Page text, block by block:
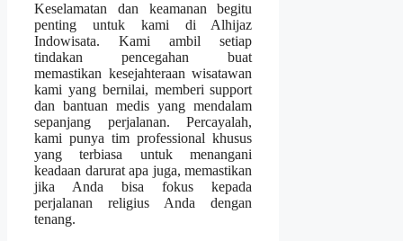
Keselamatan dan keamanan begitu
penting untuk kami di Alhijaz
Indowisata. Kami ambil setiap
tindakan pencegahan buat
memastikan kesejahteraan wisatawan
kami yang bernilai, memberi support
dan bantuan medis yang mendalam
sepanjang perjalanan. Percayalah,
kami punya tim professional khusus
yang terbiasa untuk menangani
keadaan darurat apa juga, memastikan
jika Anda bisa fokus kepada
perjalanan religius Anda dengan
tenang.